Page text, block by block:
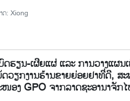
: Xiong
ຮຽນ-ເຜີຍແຜ່ ແລະ ການວາງແຜນ
ວຽກງານຮ້ານຂາຍຍ່ອຍຢາທີ່ດີ, ສ
ໜອງ GPO ຈາກລາດຊະອານາຈັກ